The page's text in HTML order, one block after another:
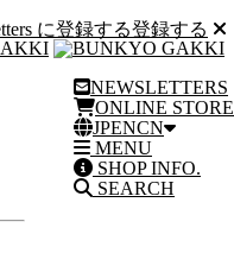
に登録する登録する
NEWSLETTERS
ONLINE STORE
JPENCN
MENU
SHOP INFO.
SEARCH